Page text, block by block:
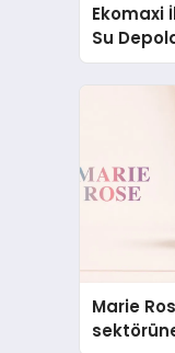
Ekomaxi
Su
Marie